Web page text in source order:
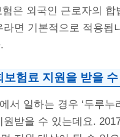
은 외국인 근로자의
면 기본적으로 적용
험료 지원을 받을
서 일하는 경우 ‘두루
받을 수 있는데요.